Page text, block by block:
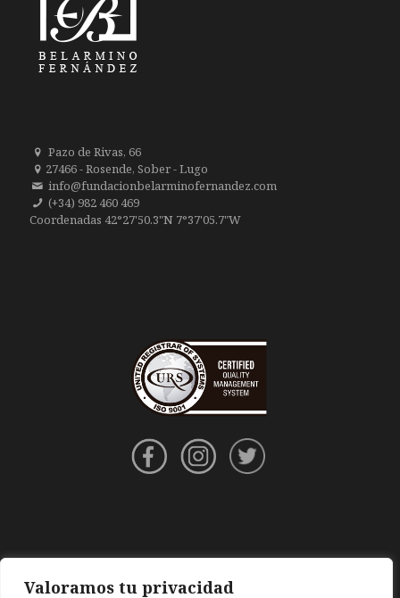
Valoramos tu privacidad
Pazo de Rivas, 66
27466 - Rosende, Sober - Lugo
info@fundacionbelarminofernandez.com
(+34) 982 460 469
Coordenadas 42°27'50.3"N 7°37'05.7"W